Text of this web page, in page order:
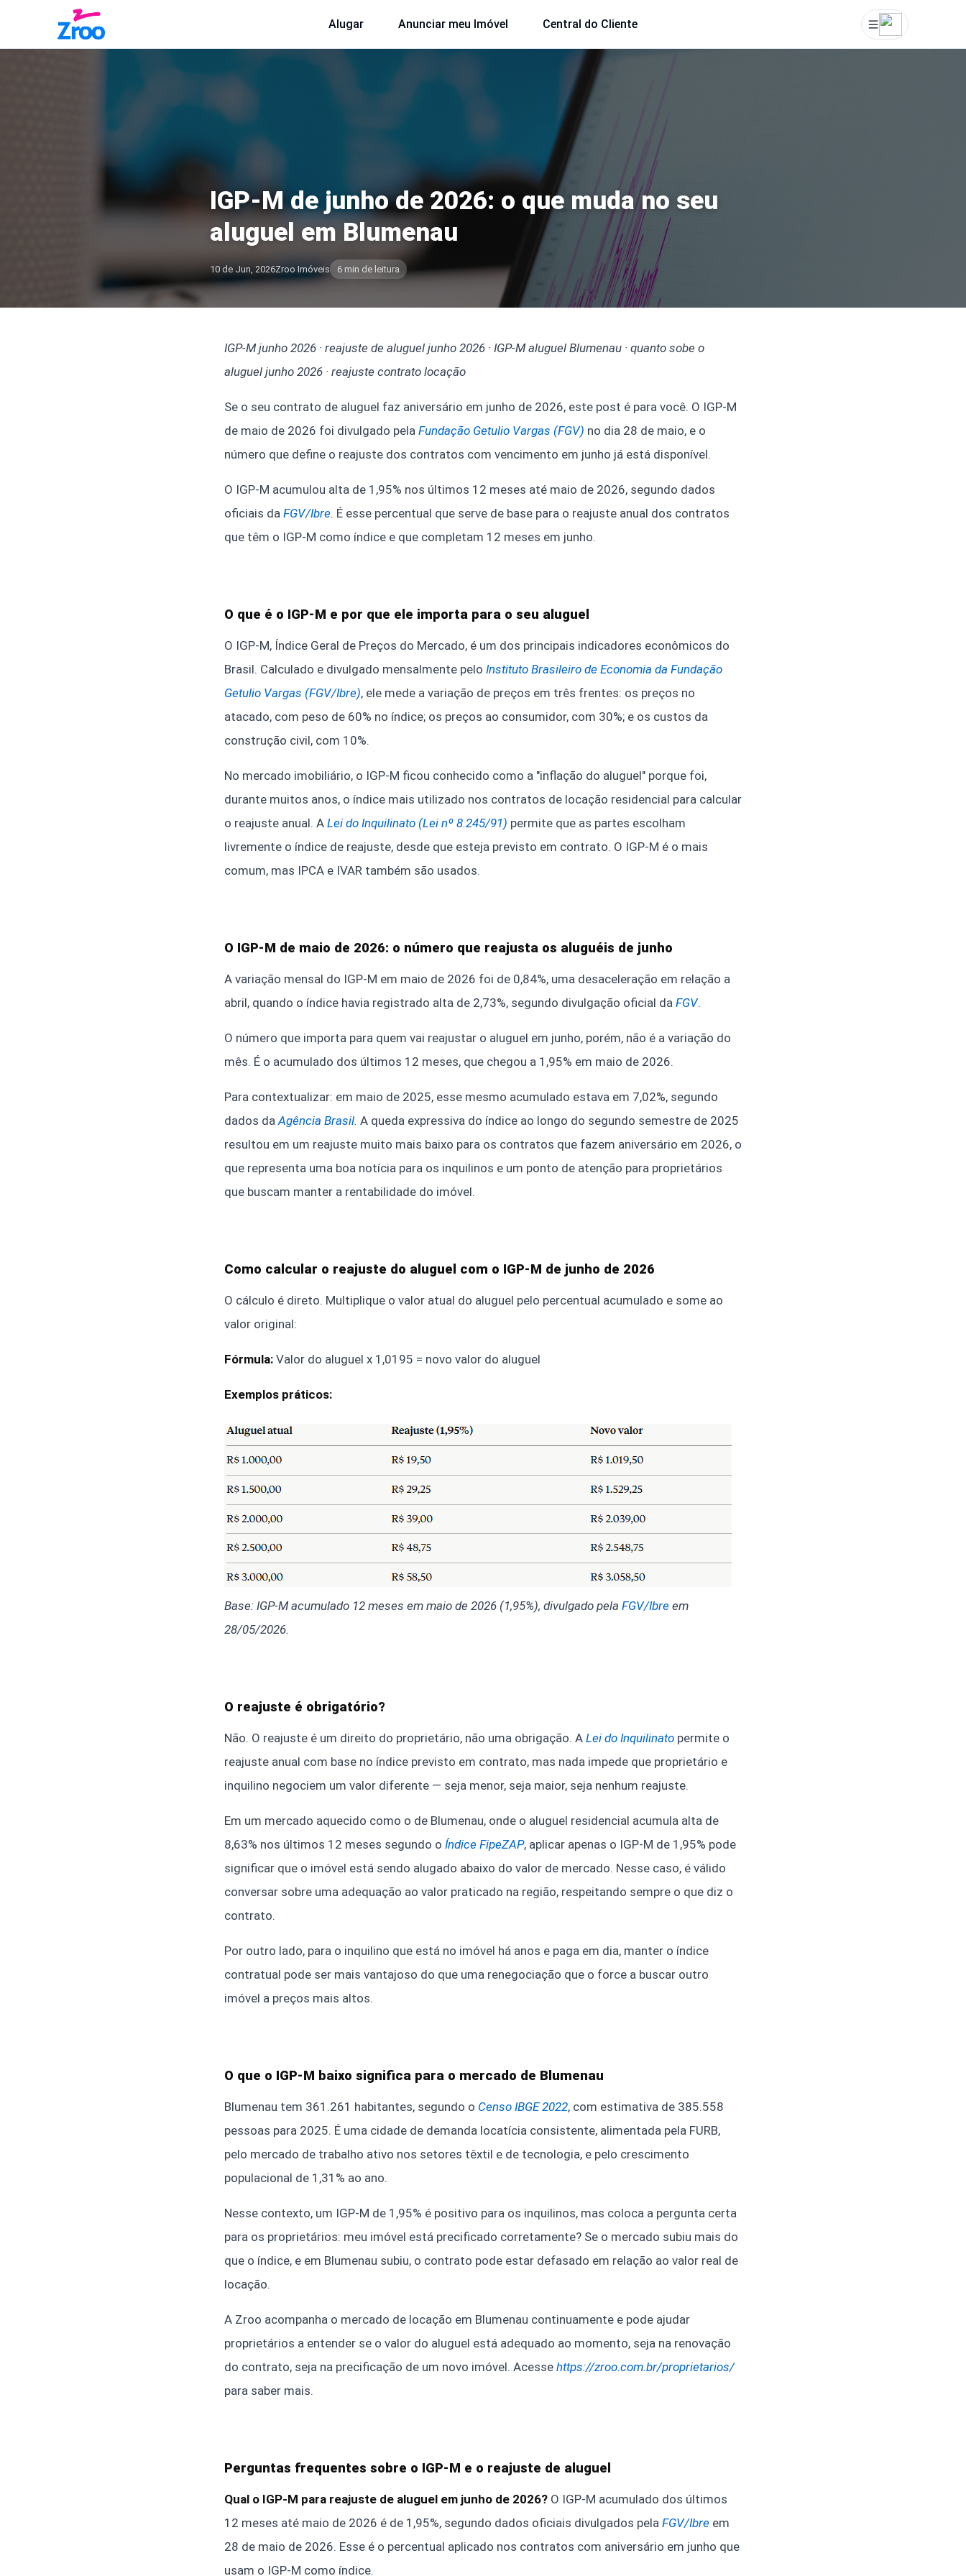
Alugar Anunciar meu Imóvel Central do Cliente
IGP-M de junho de 2026: o que muda no seu
aluguel em Blumenau
10 de Jun, 2026Zroo Imóveis 6 min de leitura
IGP-M junho 2026 · reajuste de aluguel junho 2026 · IGP-M aluguel Blumenau · quanto sobe o
aluguel junho 2026 · reajuste contrato locação
Se o seu contrato de aluguel faz aniversário em junho de 2026, este post é para você. O IGP-M
de maio de 2026 foi divulgado pela Fundação Getulio Vargas (FGV) no dia 28 de maio, e o
número que define o reajuste dos contratos com vencimento em junho já está disponível.
O IGP-M acumulou alta de 1,95% nos últimos 12 meses até maio de 2026, segundo dados
oficiais da FGV/Ibre. É esse percentual que serve de base para o reajuste anual dos contratos
que têm o IGP-M como índice e que completam 12 meses em junho.
O que é o IGP-M e por que ele importa para o seu aluguel
O IGP-M, Índice Geral de Preços do Mercado, é um dos principais indicadores econômicos do
Brasil. Calculado e divulgado mensalmente pelo Instituto Brasileiro de Economia da Fundação
Getulio Vargas (FGV/Ibre), ele mede a variação de preços em três frentes: os preços no
atacado, com peso de 60% no índice; os preços ao consumidor, com 30%; e os custos da
construção civil, com 10%.
No mercado imobiliário, o IGP-M ficou conhecido como a "inflação do aluguel" porque foi,
durante muitos anos, o índice mais utilizado nos contratos de locação residencial para calcular
o reajuste anual. A Lei do Inquilinato (Lei nº 8.245/91) permite que as partes escolham
livremente o índice de reajuste, desde que esteja previsto em contrato. O IGP-M é o mais
comum, mas IPCA e IVAR também são usados.
O IGP-M de maio de 2026: o número que reajusta os aluguéis de junho
A variação mensal do IGP-M em maio de 2026 foi de 0,84%, uma desaceleração em relação a
abril, quando o índice havia registrado alta de 2,73%, segundo divulgação oficial da FGV.
O número que importa para quem vai reajustar o aluguel em junho, porém, não é a variação do
mês. É o acumulado dos últimos 12 meses, que chegou a 1,95% em maio de 2026.
Para contextualizar: em maio de 2025, esse mesmo acumulado estava em 7,02%, segundo
dados daAgência Brasil. A queda expressiva do índice ao longo do segundo semestre de 2025
resultou em um reajuste muito mais baixo para os contratos que fazem aniversário em 2026, o
que representa uma boa notícia para os inquilinos e um ponto de atenção para proprietários
que buscam manter a rentabilidade do imóvel.
Como calcular o reajuste do aluguel com o IGP-M de junho de 2026
O cálculo é direto. Multiplique o valor atual do aluguel pelo percentual acumulado e some ao
valor original:
Fórmula: Valor do aluguel x 1,0195 = novo valor do aluguel
Exemplos práticos:
Base: IGP-M acumulado 12 meses em maio de 2026 (1,95%), divulgado pela FGV/Ibre em
28/05/2026.
O reajuste é obrigatório?
Não. O reajuste é um direito do proprietário, não uma obrigação. A Lei do Inquilinato permite o
reajuste anual com base no índice previsto em contrato, mas nada impede que proprietário e
inquilino negociem um valor diferente — seja menor, seja maior, seja nenhum reajuste.
Em um mercado aquecido como o de Blumenau, onde o aluguel residencial acumula alta de
8,63% nos últimos 12 meses segundo o Índice FipeZAP, aplicar apenas o IGP-M de 1,95% pode
significar que o imóvel está sendo alugado abaixo do valor de mercado. Nesse caso, é válido
conversar sobre uma adequação ao valor praticado na região, respeitando sempre o que diz o
contrato.
Por outro lado, para o inquilino que está no imóvel há anos e paga em dia, manter o índice
contratual pode ser mais vantajoso do que uma renegociação que o force a buscar outro
imóvel a preços mais altos.
O que o IGP-M baixo significa para o mercado de Blumenau
Blumenau tem 361.261 habitantes, segundo o Censo IBGE 2022, com estimativa de 385.558
pessoas para 2025. É uma cidade de demanda locatícia consistente, alimentada pela FURB,
pelo mercado de trabalho ativo nos setores têxtil e de tecnologia, e pelo crescimento
populacional de 1,31% ao ano.
Nesse contexto, um IGP-M de 1,95% é positivo para os inquilinos, mas coloca a pergunta certa
para os proprietários: meu imóvel está precificado corretamente? Se o mercado subiu mais do
que o índice, e em Blumenau subiu, o contrato pode estar defasado em relação ao valor real de
locação.
A Zroo acompanha o mercado de locação em Blumenau continuamente e pode ajudar
proprietários a entender se o valor do aluguel está adequado ao momento, seja na renovação
do contrato, seja na precificação de um novo imóvel. Acesse https://zroo.com.br/proprietarios/
para saber mais.
Perguntas frequentes sobre o IGP-M e o reajuste de aluguel
Qual o IGP-M para reajuste de aluguel em junho de 2026? O IGP-M acumulado dos últimos
12 meses até maio de 2026 é de 1,95%, segundo dados oficiais divulgados pela FGV/Ibre em
28 de maio de 2026. Esse é o percentual aplicado nos contratos com aniversário em junho que
usam o IGP-M como índice.